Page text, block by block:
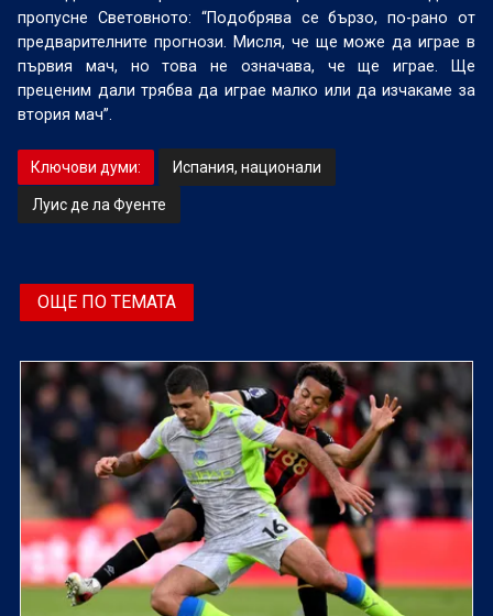
пропусне Световното: “Подобрява се бързо, по-рано от
предварителните прогнози. Мисля, че ще може да играе в
първия мач, но това не означава, че ще играе. Ще
преценим дали трябва да играе малко или да изчакаме за
втория мач”.
Ключови думи: Испания, национали
Луис де ла Фуенте
ОЩЕ ПО ТЕМАТА